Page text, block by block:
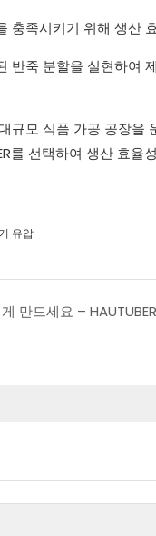
충족시키기 위해 생산
반죽 분할을 실현하여
규모 식품 가공 공장을
를 선택하여 생산 효
유압